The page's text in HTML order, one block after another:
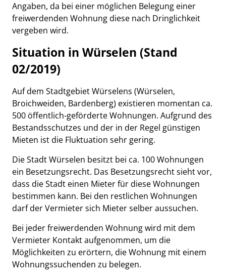
Angaben, da bei einer möglichen Belegung einer
freiwerdenden Wohnung diese nach Dringlichkeit
vergeben wird.
Situation in Würselen (Stand
02/2019)
Auf dem Stadtgebiet Würselens (Würselen,
Broichweiden, Bardenberg) existieren momentan ca.
500 öffentlich-geförderte Wohnungen. Aufgrund des
Bestandsschutzes und der in der Regel günstigen
Mieten ist die Fluktuation sehr gering.
Die Stadt Würselen besitzt bei ca. 100 Wohnungen
ein Besetzungsrecht. Das Besetzungsrecht sieht vor,
dass die Stadt einen Mieter für diese Wohnungen
bestimmen kann. Bei den restlichen Wohnungen
darf der Vermieter sich Mieter selber aussuchen.
Bei jeder freiwerdenden Wohnung wird mit dem
Vermieter Kontakt aufgenommen, um die
Möglichkeiten zu erörtern, die Wohnung mit einem
Wohnungssuchenden zu belegen.